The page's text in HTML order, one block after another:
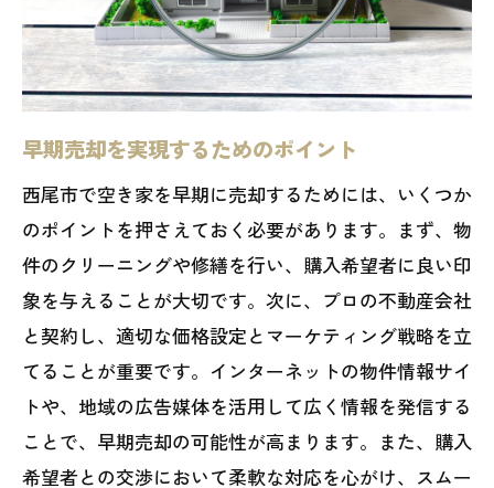
早期売却を実現するためのポイント
西尾市で空き家を早期に売却するためには、いくつか
のポイントを押さえておく必要があります。まず、物
件のクリーニングや修繕を行い、購入希望者に良い印
象を与えることが大切です。次に、プロの不動産会社
と契約し、適切な価格設定とマーケティング戦略を立
てることが重要です。インターネットの物件情報サイ
トや、地域の広告媒体を活用して広く情報を発信する
ことで、早期売却の可能性が高まります。また、購入
希望者との交渉において柔軟な対応を心がけ、スムー